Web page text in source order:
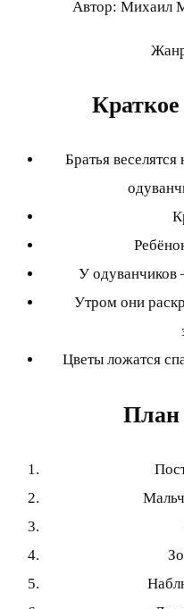
Автор: Михаил
Братья
У одуванчиков
Утром они
Цветы ложатся
План